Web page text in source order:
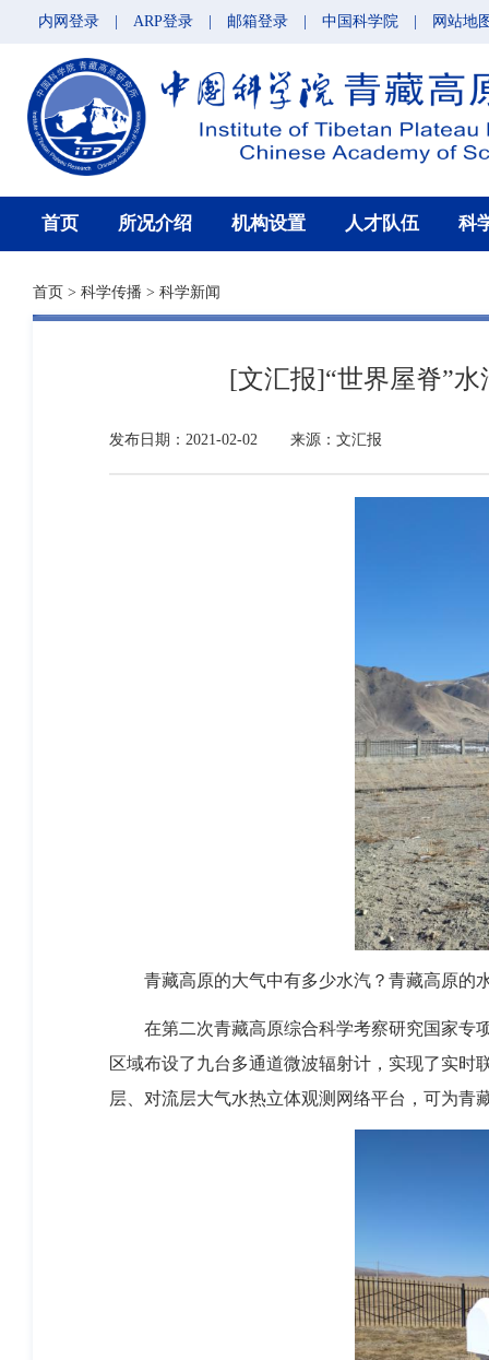
内网登录 ARP登录 邮箱登录 中国科学院 网站地
首页 所况介绍 机构设置 人才队伍 科
首页 > 科学传播 > 科学新闻
[文汇报]“世界屋脊”
发布日期：2021-02-02 来源：文汇报
青藏高原的大气中有多少水汽？青藏高原的
在第二次青藏高原综合科学考察研究国家专项
区域布设了九台多通道微波辐射计，实现了实
层、对流层大气水热立体观测网络平台，可为